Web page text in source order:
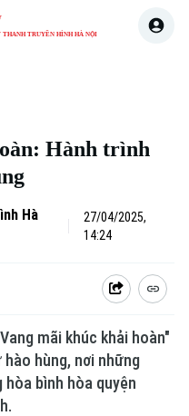
THANH TRUYỀN HÌNH HÀ NỘI
Hành trình
Hà
27/04/2025,
14:24
mãi khúc khải hoàn"
hùng, nơi những
bình hòa quyện